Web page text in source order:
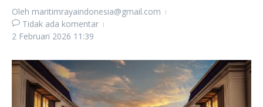
Oleh maritimrayaindonesia@gmail.com
Tidak ada komentar
2 Februari 2026 11:39